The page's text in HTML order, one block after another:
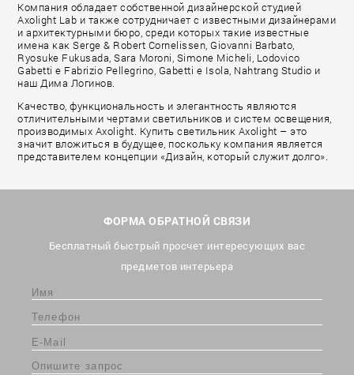
Компания обладает собственной дизайнерской студией
Axolight Lab и также сотрудничает с известными дизайнерами
и архитектурными бюро, среди которых такие известные
имена как Serge & Robert Cornelissen, Giovanni Barbato,
Ryosuke Fukusada, Sara Moroni, Simone Micheli, Lodovico
Gabetti e Fabrizio Pellegrino, Gabetti e Isola, Nahtrang Studio и
наш Дима Логинов.
Качество, функциональность и элегантность являются
отличительными чертами светильников и систем освещения,
производимых Axolight. Купить светильник Axolight – это
значит вложиться в будущее, поскольку компания является
представителем концепции «Дизайн, который служит долго».
ФОРМА ОБРАТНОЙ СВЯЗИ
Бесплатный быстрый просчет интересующих вас
предметов интерьера